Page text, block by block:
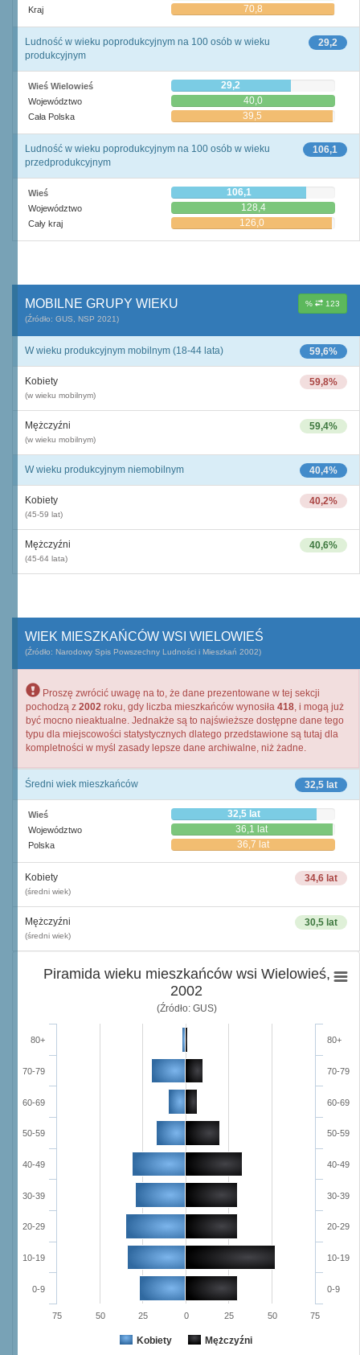
Kraj 70,8
29,2
Ludność w wieku poprodukcyjnym na 100 osób w wieku
produkcyjnym
Wieś Wielowieś 29,2
Województwo 40,0
Cała Polska 39,5
106,1
Ludność w wieku poprodukcyjnym na 100 osób w wieku
przedprodukcyjnym
Wieś 106,1
Województwo 128,4
Cały kraj 126,0
% 123
MOBILNE GRUPY WIEKU
(Źródło: GUS, NSP 2021)
59,6%
W wieku produkcyjnym mobilnym (18-44 lata)
59,8%
Kobiety
(w wieku mobilnym)
59,4%
Mężczyźni
(w wieku mobilnym)
40,4%
W wieku produkcyjnym niemobilnym
40,2%
Kobiety
(45-59 lat)
40,6%
Mężczyźni
(45-64 lata)
WIEK MIESZKAŃCÓW WSI WIELOWIEŚ
(Źródło: Narodowy Spis Powszechny Ludności i Mieszkań 2002)
Proszę zwrócić uwagę na to, że dane prezentowane w tej sekcji
pochodzą z 2002 roku, gdy liczba mieszkańców wynosiła 418, i mogą już
być mocno nieaktualne. Jednakże są to najświeższe dostępne dane tego
typu dla miejscowości statystycznych dlatego przedstawione są tutaj dla
kompletności w myśl zasady lepsze dane archiwalne, niż żadne.
32,5 lat
Średni wiek mieszkańców
Wieś 32,5 lat
Województwo 36,1 lat
Polska 36,7 lat
34,6 lat
Kobiety
(średni wiek)
30,5 lat
Mężczyźni
(średni wiek)
Piramida wieku mieszkańców wsi Wielowieś,
2002
(Źródło: GUS)
Kobiety Mężczyźni
0-9
10-19
20-29
30-39
40-49
50-59
60-69
70-79
80+
0-9
10-19
20-29
30-39
40-49
50-59
60-69
70-79
80+
0
75 50 25 25 50 75